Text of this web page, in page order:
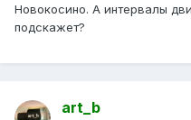
Новокосино. А интервалы
подскажет?
art_b